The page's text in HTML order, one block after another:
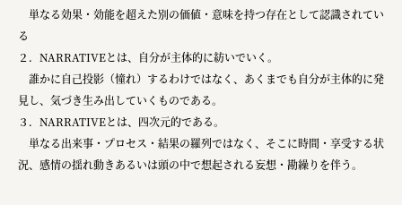
単なる効果・効能を超えた別の価値・意味を持つ存在として認識されてい
る
２．NARRATIVEとは、自分が主体的に紡いでいく。
誰かに自己投影（憧れ）するわけではなく、あくまでも自分が主体的に発
見し、気づき生み出していくものである。
３．NARRATIVEとは、四次元的である。
単なる出来事・プロセス・結果の羅列ではなく、そこに時間・享受する状
況、感情の揺れ動きあるいは頭の中で想起される妄想・勘繰りを伴う。